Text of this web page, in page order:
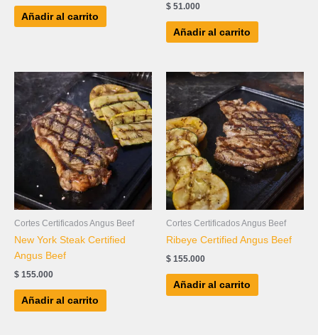
Añadir al carrito
$ 51.000
Añadir al carrito
Cortes Certificados Angus Beef
New York Steak Certified
Angus Beef
$ 155.000
Añadir al carrito
Cortes Certificados Angus Beef
Ribeye Certified Angus Beef
$ 155.000
Añadir al carrito